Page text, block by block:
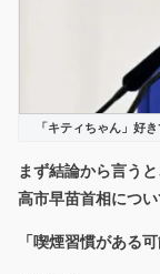
「キティちゃん」好
まず結論から言うと
高市早苗首相につ
「喫煙習慣がある